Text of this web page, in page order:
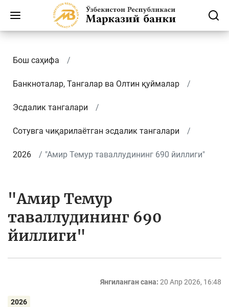
Бош саҳифа
Банкноталар, Тангалар ва Олтин қуймалар
Эсдалик тангалари
Сотувга чиқарилаётган эсдалик тангалари
2026 "Амир Темур таваллудининг 690 йиллиги"
"Амир Темур
таваллудининг 690
йиллиги"
Янгиланган сана: 20 Апр 2026, 16:48
2026